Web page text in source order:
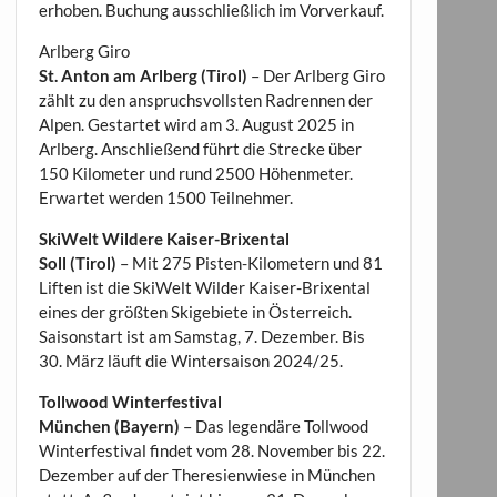
erhoben. Buchung ausschließlich im Vorverkauf.
Arlberg Giro
St. Anton am Arlberg (Tirol) – Der Arlberg Giro
zählt zu den anspruchsvollsten Radrennen der
Alpen. Gestartet wird am 3. August 2025 in
Arlberg. Anschließend führt die Strecke über
150 Kilometer und rund 2500 Höhenmeter.
Erwartet werden 1500 Teilnehmer.
SkiWelt Wildere Kaiser-Brixental
Soll (Tirol) – Mit 275 Pisten-Kilometern und 81
Liften ist die SkiWelt Wilder Kaiser-Brixental
eines der größten Skigebiete in Österreich.
Saisonstart ist am Samstag, 7. Dezember. Bis
30. März läuft die Wintersaison 2024/25.
Tollwood Winterfestival
München (Bayern) – Das legendäre Tollwood
Winterfestival findet vom 28. November bis 22.
Dezember auf der Theresienwiese in München